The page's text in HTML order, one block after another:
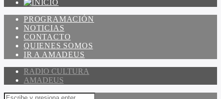
PROGRAMACIÓN
NOTICIAS
CONTACTO
QUIENES SOMOS
IR A AMADEUS
RADIO CULTURA
AMADEUS